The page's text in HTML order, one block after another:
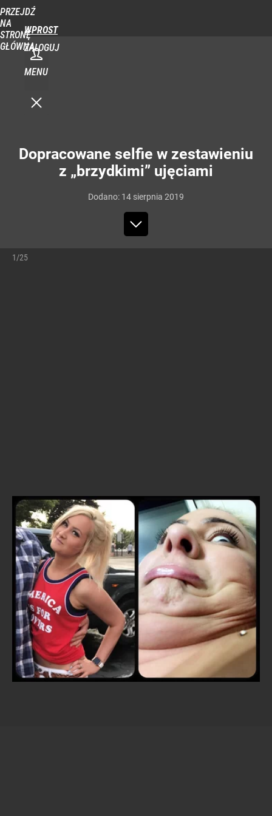
PRZEJDŹ
NA
STRONĘ
GŁÓWNĄ
WPROST
ZALOGUJ
MENU
Dopracowane selfie w zestawieniu
z „brzydkimi” ujęciami
Dodano: 14 sierpnia 2019